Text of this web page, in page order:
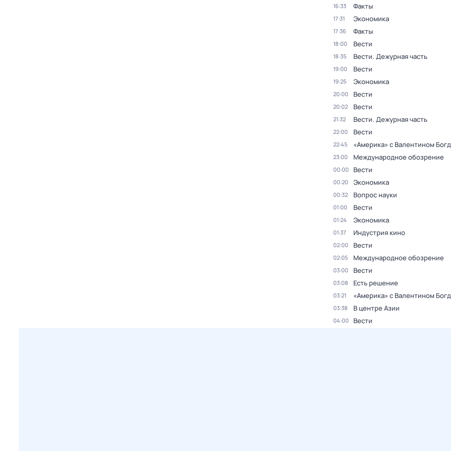
16:33 Факты
17:31 Экономика
17:36 Факты
18:00 Вести
18:35 Вести. Дежурная часть
19:00 Вести
19:25 Экономика
20:00 Вести
20:02 Вести
21:32 Вести. Дежурная часть
22:00 Вести
22:45 «Америка» с Валентином
23:00 Международное обозрение
00:00 Вести
00:20 Экономика
00:32 Вопрос науки
01:00 Вести
01:24 Экономика
01:37 Индустрия кино
02:00 Вести
02:05 Международное обозрение
03:00 Вести
03:08 Есть решение
03:21 «Америка» с Валентином
03:38 В центре Азии
04:00 Вести